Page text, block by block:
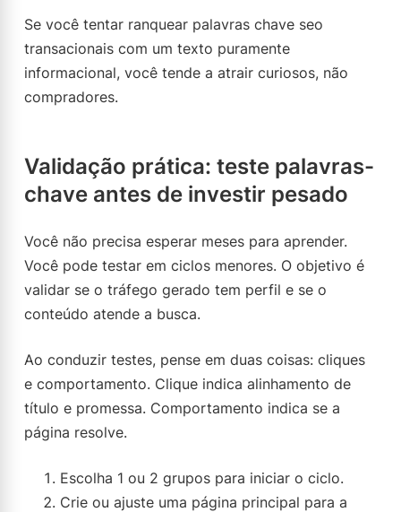
Se você tentar ranquear palavras chave seo
transacionais com um texto puramente
informacional, você tende a atrair curiosos, não
compradores.
Validação prática: teste palavras-
chave antes de investir pesado
Você não precisa esperar meses para aprender.
Você pode testar em ciclos menores. O objetivo é
validar se o tráfego gerado tem perfil e se o
conteúdo atende a busca.
Ao conduzir testes, pense em duas coisas: cliques
e comportamento. Clique indica alinhamento de
título e promessa. Comportamento indica se a
página resolve.
Escolha 1 ou 2 grupos para iniciar o ciclo.
Crie ou ajuste uma página principal para a